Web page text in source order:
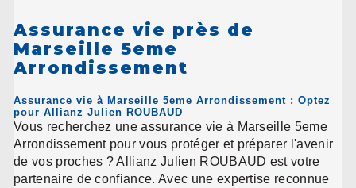
Arrondissement
Assurance vie près de
Marseille 5eme
Arrondissement
Assurance vie à Marseille 5eme Arrondissement : Optez
pour Allianz Julien ROUBAUD
Vous recherchez une assurance vie à Marseille 5eme
Arrondissement pour vous protéger et préparer l'avenir
de vos proches ? Allianz Julien ROUBAUD est votre
partenaire de confiance. Avec une expertise reconnue